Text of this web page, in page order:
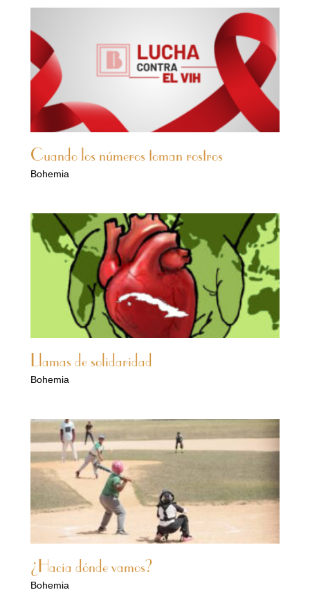
Cuando los números toman rostros
Bohemia
Llamas de solidaridad
Bohemia
¿Hacia dónde vamos?
Bohemia